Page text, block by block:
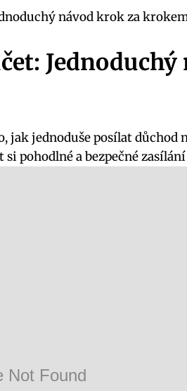
návod krok za
jak jednoduše posílat
pohodlné a bezpečné zasílání